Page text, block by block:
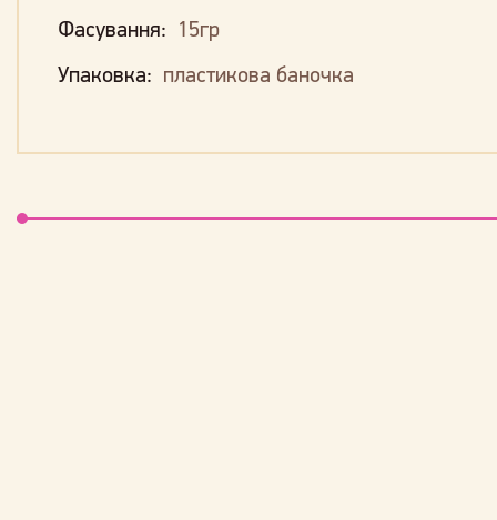
Фасування: 15гр
Упаковка: пластикова баночка